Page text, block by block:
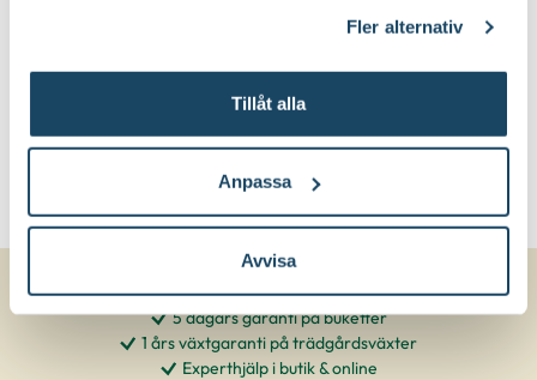
Fler alternativ
Tillåt alla
Anpassa
Avvisa
5 dagars garanti på buketter
1 års växtgaranti på trädgårdsväxter
Experthjälp i butik & online